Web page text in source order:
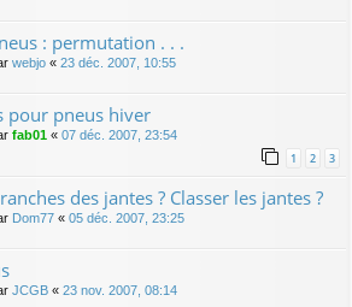
: permutation . . .
webjo « 23 déc. 2007, 10:55
pour pneus hiver
fab01 « 07 déc. 2007, 23:54
1 2 3
des jantes ? Classer les jantes ?
Dom77 « 05 déc. 2007, 23:25
JCGB « 23 nov. 2007, 08:14